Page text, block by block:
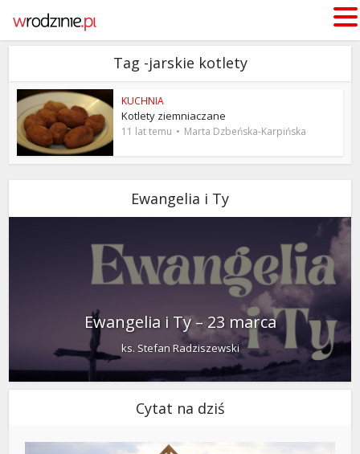
Tag -jarskie kotlety
KUCHNIA
Kotlety ziemniaczane
11 lat temu Marta Dzbeńska-Karpińska
Ewangelia i Ty
Ewangelia i Ty – 23 marca
ks. Stefan Radziszewski
Cytat na dziś